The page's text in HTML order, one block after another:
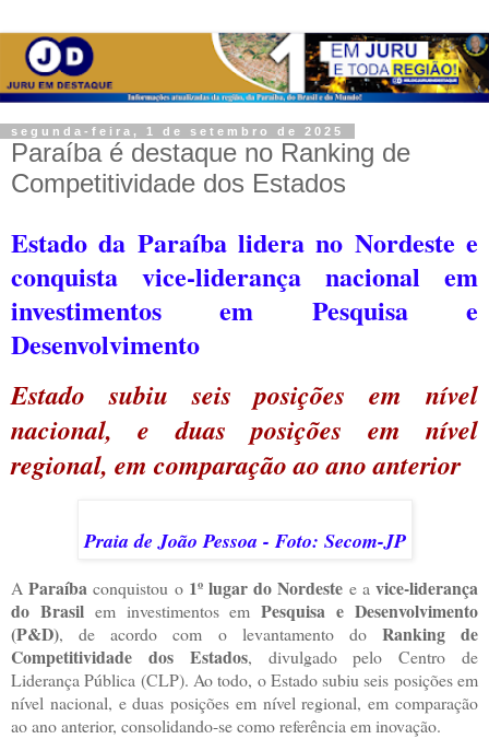
segunda-feira, 1 de setembro de 2025
Paraíba é destaque no Ranking de
Competitividade dos Estados
Estado da Paraíba lidera no Nordeste e
conquista vice-liderança nacional em
investimentos em Pesquisa e
Desenvolvimento
Estado subiu seis posições em nível
nacional, e duas posições em nível
regional, em comparação ao ano anterior
Praia de João Pessoa - Foto: Secom-JP
A Paraíba conquistou o 1º lugar do Nordeste e avice-liderança
do Brasilem investimentos emPesquisa e Desenvolvimento
(P&D), de acordo com o levantamento do Ranking de
Competitividade dos Estados, divulgado pelo Centro de
Liderança Pública (CLP). Ao todo, o Estado subiu seis posições em
nível nacional, e duas posições em nível regional, em comparação
ao ano anterior, consolidando-se como referência em inovação.